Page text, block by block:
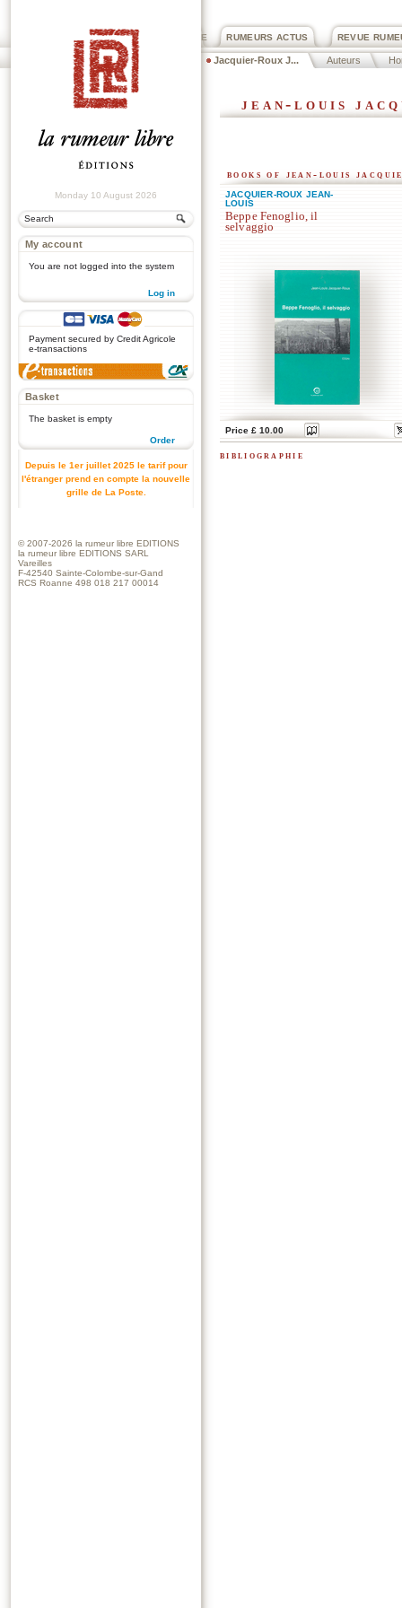
REVUE
RUMEURS ACTUS
PRIX ROGER DEXTRE
Jacquier-Roux J... Auteurs
Monday 10 August 2026
My account
You are not logged into the system
Log in
Payment secured by Credit Agricole
e-transactions
Basket
The basket is empty
Order
Depuis le 1er juillet 2025 le tarif pour
l'étranger prend en compte la nouvelle
grille de La Poste.
jean-louis
books of jean-louis
JACQUIER-ROUX JEAN-
LOUIS
Beppe Fenoglio, il
selvaggio
Price £ 10.00
bibliographie
© 2007-2026 la rumeur libre EDITIONS
la rumeur libre EDITIONS SARL
Vareilles
F-42540 Sainte-Colombe-sur-Gand
RCS Roanne 498 018 217 00014